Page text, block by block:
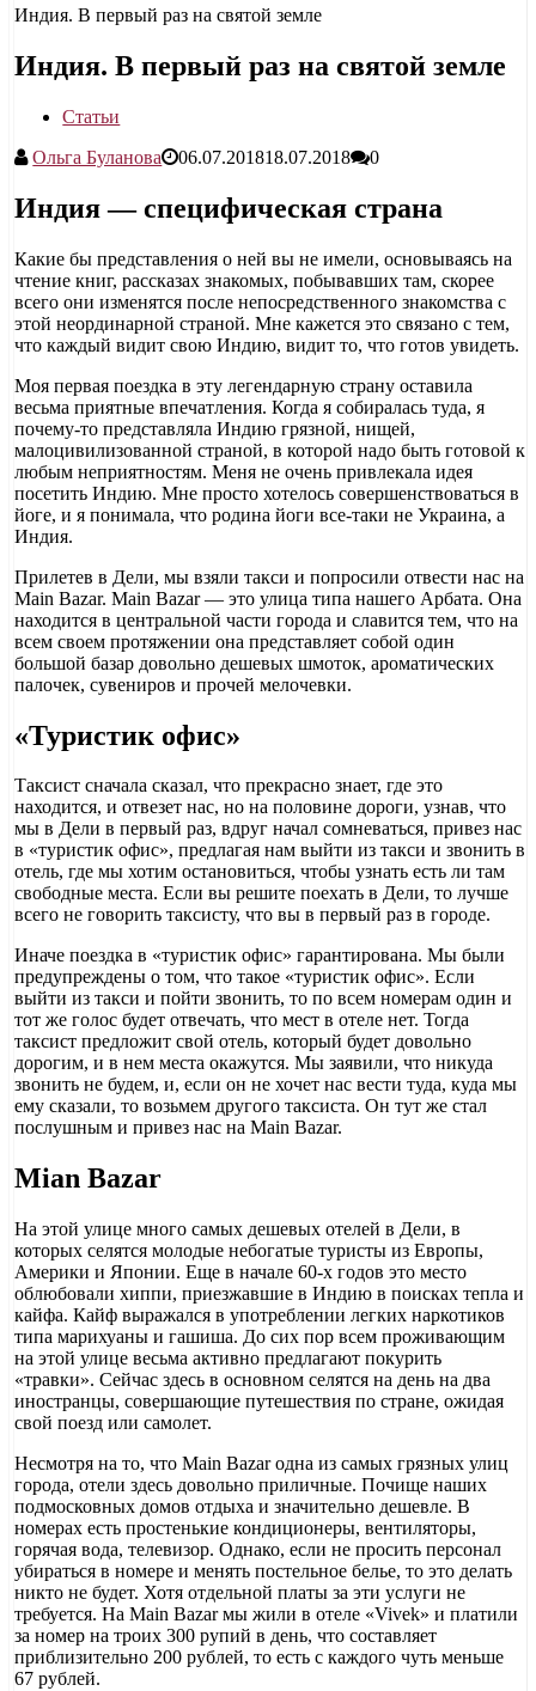
Индия. В первый раз на святой землe
Индия. В первый раз на святой землe
Статьи
Ольга Буланова
06.07.201818.07.2018 0
Индия — специфическая страна
Какие бы представления о ней вы не имели, основываясь на
чтение книг, рассказах знакомых, побывавших там, скорее
всего они изменятся после непосредственного знакомства с
этой неординарной страной. Мне кажется это связано с тем,
что каждый видит свою Индию, видит то, что готов увидеть.
Моя первая поездка в эту легендарную страну оставила
весьма приятные впечатления. Когда я собиралась туда, я
почему-то представляла Индию грязной, нищей,
малоцивилизованной страной, в которой надо быть готовой к
любым неприятностям. Меня не очень привлекала идея
посетить Индию. Мне просто хотелось совершенствоваться в
йоге, и я понимала, что родина йоги все-таки не Украина, а
Индия.
Прилетев в Дели, мы взяли такси и попросили отвести нас на
Main Bazar. Main Bazar — это улица типа нашего Арбата. Она
находится в центральной части города и славится тем, что на
всем своем протяжении она представляет собой один
большой базар довольно дешевых шмоток, ароматических
палочек, сувениров и прочей мелочевки.
«Туристик офис»
Таксист сначала сказал, что прекрасно знает, где это
находится, и отвезет нас, но на половине дороги, узнав, что
мы в Дели в первый раз, вдруг начал сомневаться, привез нас
в «туристик офис», предлагая нам выйти из такси и звонить в
отель, где мы хотим остановиться, чтобы узнать есть ли там
свободные места. Если вы решите поехать в Дели, то лучше
всего не говорить таксисту, что вы в первый раз в городе.
Иначе поездка в «туристик офис» гарантирована. Мы были
предупреждены о том, что такое «туристик офис». Если
выйти из такси и пойти звонить, то по всем номерам один и
тот же голос будет отвечать, что мест в отеле нет. Тогда
таксист предложит свой отель, который будет довольно
дорогим, и в нем места окажутся. Мы заявили, что никуда
звонить не будем, и, если он не хочет нас вести туда, куда мы
ему сказали, то возьмем другого таксиста. Он тут же стал
послушным и привез нас на Main Bazar.
Mian Bazar
На этой улице много самых дешевых отелей в Дели, в
которых селятся молодые небогатые туристы из Европы,
Америки и Японии. Еще в начале 60-х годов это место
облюбовали хиппи, приезжавшие в Индию в поисках тепла и
кайфа. Кайф выражался в употреблении легких наркотиков
типа марихуаны и гашиша. До сих пор всем проживающим
на этой улице весьма активно предлагают покурить
«травки». Сейчас здесь в основном селятся на день на два
иностранцы, совершающие путешествия по стране, ожидая
свой поезд или самолет.
Несмотря на то, что Main Bazar одна из самых грязных улиц
города, отели здесь довольно приличные. Почище наших
подмосковных домов отдыха и значительно дешевле. В
номерах есть простенькие кондиционеры, вентиляторы,
горячая вода, телевизор. Однако, если не просить персонал
убираться в номере и менять постельное белье, то это делать
никто не будет. Хотя отдельной платы за эти услуги не
требуется. На Main Bazar мы жили в отеле «Vivek» и платили
за номер на троих 300 рупий в день, что составляет
приблизительно 200 рублей, то есть с каждого чуть меньше
67 рублей.